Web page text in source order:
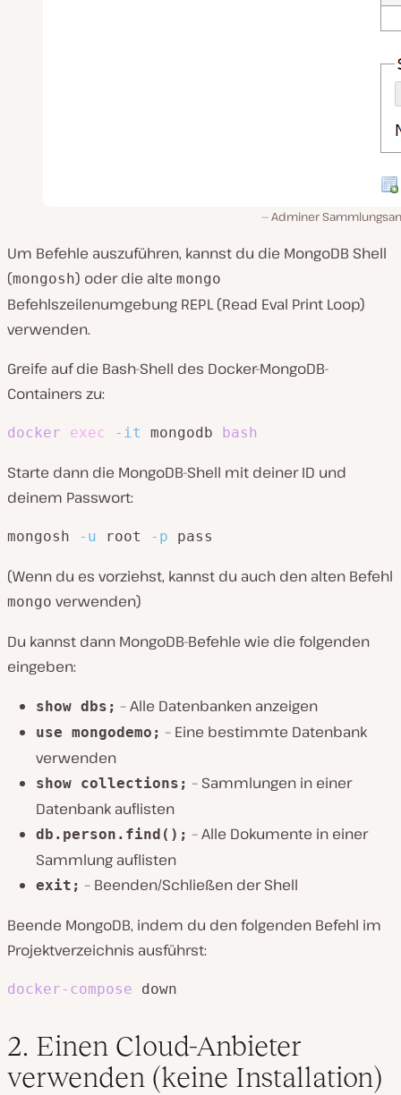
Adminer
Um Befehle auszuführen, kannst du die MongoDB Shell
(mongosh) oder die alte mongo
Befehlszeilenumgebung REPL (Read Eval Print Loop)
verwenden.
Greife auf die Bash-Shell des Docker-MongoDB-
Containers zu:
docker exec -it mongodb bash
Starte dann die MongoDB-Shell mit deiner ID und
deinem Passwort:
mongosh -u root -p pass
(Wenn du es vorziehst, kannst du auch den alten Befehl
mongo verwenden)
Du kannst dann MongoDB-Befehle wie die folgenden
eingeben:
show dbs; – Alle Datenbanken anzeigen
use mongodemo; – Eine bestimmte Datenbank
verwenden
show collections; – Sammlungen in einer
Datenbank auflisten
db.person.find(); – Alle Dokumente in einer
Sammlung auflisten
exit; – Beenden/Schließen der Shell
Beende MongoDB, indem du den folgenden Befehl im
Projektverzeichnis ausführst:
docker-compose down
2. Einen Cloud-Anbieter
verwenden (keine Installation)